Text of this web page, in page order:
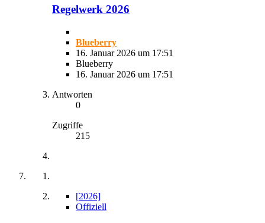
Regelwerk 2026
Blueberry
16. Januar 2026 um 17:51
Blueberry
16. Januar 2026 um 17:51
Antworten
0
Zugriffe
215
[2026]
Offiziell